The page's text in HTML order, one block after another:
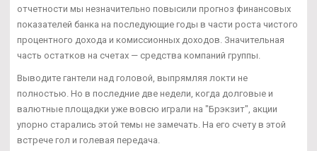
отчетности мы незначительно повысили прогноз финансовых
показателей банка на последующие годы в части роста чистого
процентного дохода и комиссионных доходов. Значительная
часть остатков на счетах — средства компаний группы.
Выводите гантели над головой, выпрямляя локти не
полностью. Но в последние две недели, когда долговые и
валютные площадки уже вовсю играли на "Брэкзит", акции
упорно старались этой темы не замечать. На его счету в этой
встрече гол и голевая передача.